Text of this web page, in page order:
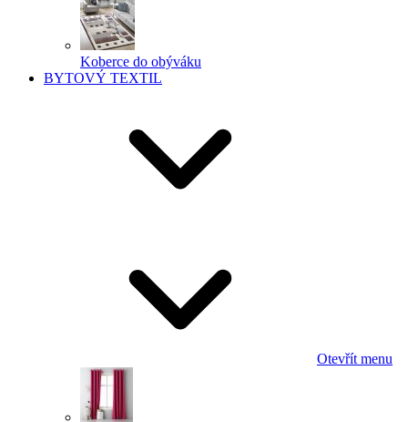
Koberce do obýváku
BYTOVÝ TEXTIL
Otevřít menu